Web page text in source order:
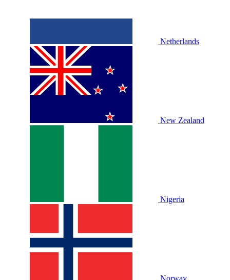
Netherlands
New Zealand
Nigeria
Norway